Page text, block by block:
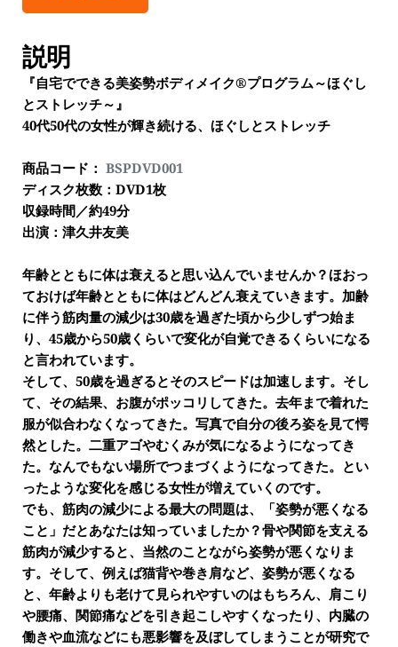
説明
『自宅でできる美姿勢ボディメイク®プログラム～ほぐし
とストレッチ～』
40代50代の女性が輝き続ける、ほぐしとストレッチ
商品コード： BSPDVD001
ディスク枚数：DVD1枚
収録時間／約49分
出演：津久井友美
年齢とともに体は衰えると思い込んでいませんか？ほおっ
ておけば年齢とともに体はどんどん衰えていきます。加齢
に伴う筋肉量の減少は30歳を過ぎた頃から少しずつ始ま
り、45歳から50歳くらいで変化が自覚できるくらいになる
と言われています。
そして、50歳を過ぎるとそのスピードは加速します。そし
て、その結果、お腹がポッコリしてきた。去年まで着れた
服が似合わなくなってきた。写真で自分の後ろ姿を見て愕
然とした。二重アゴやむくみが気になるようになってき
た。なんでもない場所でつまづくようになってきた。とい
ったような変化を感じる女性が増えていくのです。
でも、筋肉の減少による最大の問題は、「姿勢が悪くなる
こと」だとあなたは知っていましたか？骨や関節を支える
筋肉が減少すると、当然のことながら姿勢が悪くなりま
す。そして、例えば猫背や巻き肩など、姿勢が悪くなる
と、年齢よりも老けて見られやすいのはもちろん、肩こり
や腰痛、関節痛などを引き起こしやすくなったり、内臓の
働きや血流などにも悪影響を及ぼしてしまうことが研究で